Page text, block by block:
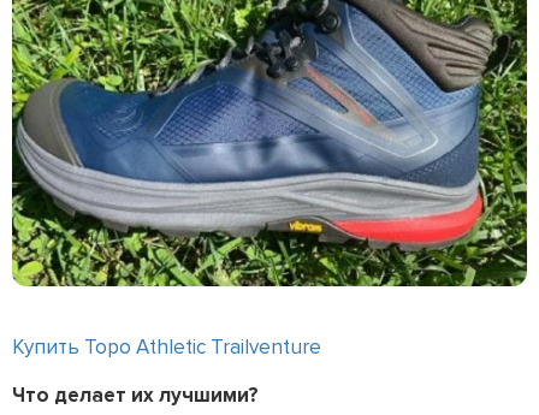
Купить Topo Athletic Trailventure
Что делает их лучшими?